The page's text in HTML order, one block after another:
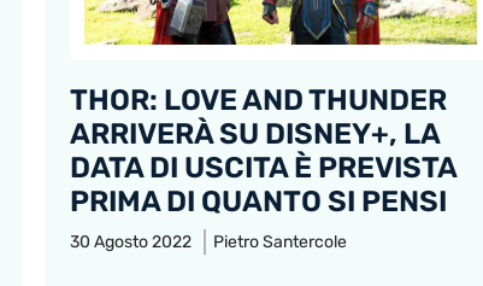
THOR: LOVE AND THUNDER
ARRIVERÀ SU DISNEY+, LA
DATA DI USCITA È PREVISTA
PRIMA DI QUANTO SI PENSI
30 Agosto 2022 Pietro Santercole